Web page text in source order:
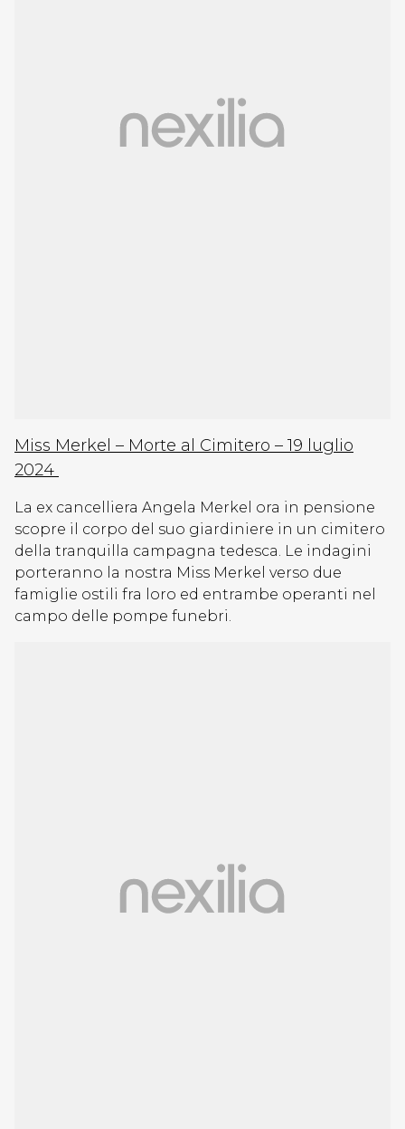
Miss Merkel – Morte al Cimitero – 19 luglio
2024
La ex cancelliera Angela Merkel ora in pensione
scopre il corpo del suo giardiniere in un cimitero
della tranquilla campagna tedesca. Le indagini
porteranno la nostra Miss Merkel verso due
famiglie ostili fra loro ed entrambe operanti nel
campo delle pompe funebri.